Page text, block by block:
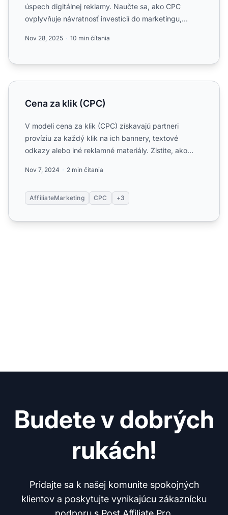
úspech digitálnej reklamy. Naučte sa, ako CPC
ovplyvňuje návratnosť investícií do marketingu,
Nov 28, 2025 10 min čítania
Cena za klik (CPC)
Cena za klik (CPC)
V modeli cena za klik (CPC) získavajú partneri
províziu za každý klik na ich bannery, textové
odkazy alebo iné reklamné materiály. Zistite, ako
Nov 7, 2024 2 min čítania
AffiliateMarketing CPC +3
Budete v dobrých
rukách!
Pridajte sa k našej komunite spokojných
klientov a poskytujte vynikajúcu zákaznícku